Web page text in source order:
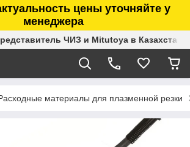
цены уточняйте у
менеджера
ЧИЗ и Mitutoya в Казахстане
материалы для плазменной резки